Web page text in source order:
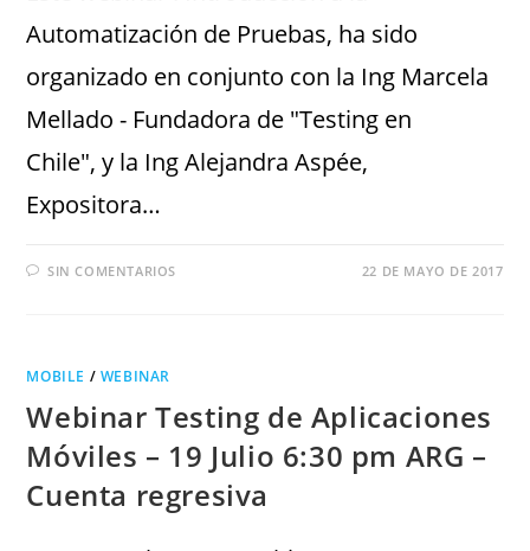
Automatización de Pruebas, ha sido
organizado en conjunto con la Ing Marcela
Mellado - Fundadora de "Testing en
Chile", y la Ing Alejandra Aspée,
Expositora…
SIN COMENTARIOS 22 DE MAYO DE 2017
MOBILE / WEBINAR
Webinar Testing de Aplicaciones
Móviles – 19 Julio 6:30 pm ARG –
Cuenta regresiva